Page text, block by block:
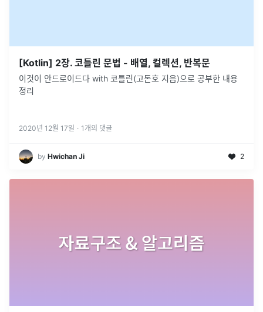
[Kotlin] 2장. 코틀린 문법 - 배열, 컬렉션, 반복문
이것이 안드로이드다 with 코틀린(고돈호 지음)으로 공부한 내용
정리
2020년 12월 17일 · 1 개의 댓글
by Hwichan Ji 2